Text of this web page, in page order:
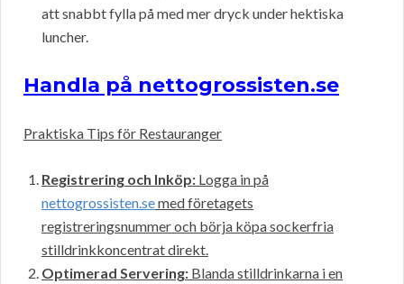
att snabbt fylla på med mer dryck under hektiska
luncher.
Handla på nettogrossisten.se
Praktiska Tips för Restauranger
Registrering och Inköp: Logga in på
nettogrossisten.semed företagets
registreringsnummer och börja köpa sockerfria
stilldrinkkoncentrat direkt.
Optimerad Servering: Blanda stilldrinkarna i en